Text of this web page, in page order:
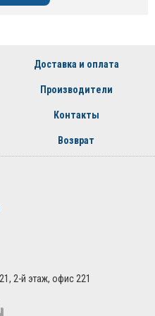
Доставка и оплата
Производители
Контакты
Возврат
2-й этаж, офис 221